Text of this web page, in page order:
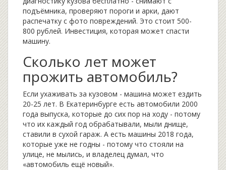
подъёмника, проверяют пороги и арки, дают
распечатку с фото повреждений. Это стоит 500-
800 рублей. Инвестиция, которая может спасти
машину.
Сколько лет может
прожить автомобиль?
Если ухаживать за кузовом - машина может ездить
20-25 лет. В Екатеринбурге есть автомобили 2000
года выпуска, которые до сих пор на ходу - потому
что их каждый год обрабатывали, мыли днище,
ставили в сухой гараж. А есть машины 2018 года,
которые уже не годны - потому что стояли на
улице, не мылись, и владелец думал, что
«автомобиль ещё новый».